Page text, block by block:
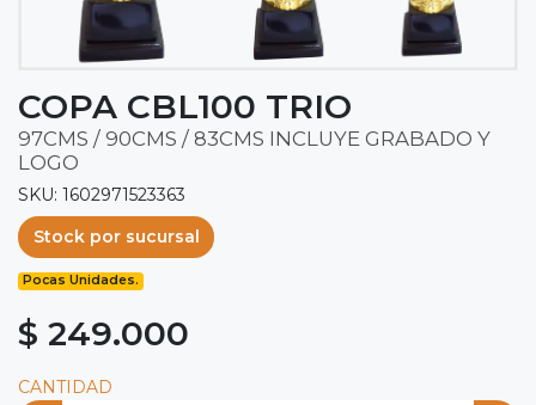
COPA CBL100 TRIO
97CMS / 90CMS / 83CMS INCLUYE GRABADO Y
LOGO
SKU: 1602971523363
Stock por sucursal
Pocas Unidades.
$ 249.000
CANTIDAD